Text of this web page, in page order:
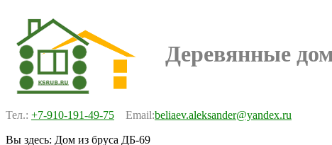
Деревянные
Тел.: +7-910-191-49-75 Email:beliaev.aleksander@yandex.ru
Вы здесь: Дом из бруса ДБ-69